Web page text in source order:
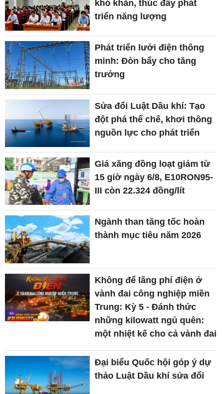
khó khăn, thúc đẩy phát
triển năng lượng
Phát triển lưới điện thông
minh: Đòn bẩy cho tăng
trưởng
Sửa đổi Luật Dầu khí: Tạo
đột phá thể chế, khơi thông
nguồn lực cho phát triển
Giá xăng đồng loạt giảm từ
15 giờ ngày 6/8, E10RON95-
III còn 22.324 đồng/lít
Ngành than tăng tốc hoàn
thành mục tiêu năm 2026
Không để lãng phí điện ở
vành đai công nghiệp miền
Trung: Kỳ 5 - Đánh thức
những kilowatt ngủ quên:
một nhiệt kế cho cả vành đai
Đại biểu Quốc hội góp ý dự
thảo Luật Dầu khí sửa đổi